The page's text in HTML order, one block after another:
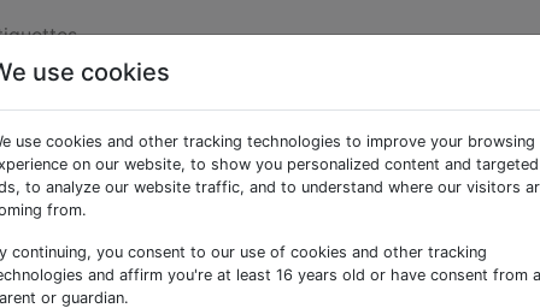
«mutt»
systèmes de type Unix
un e-mail dans mutt (sans utiliser la
Mutt, c'est que je n'ai pas du tout besoin d'utiliser la
mails contenant des liens, qu'il s'agisse de validation
use cookies
use cookies and other tracking technologies to improve your browsing
on our website, to show you personalized content and targeted
to analyze our website traffic, and to understand where our visitors
from.
continuing, you consent to our use of cookies and other tracking
and affirm you're at least 16 years old or have consent from a
or guardian.